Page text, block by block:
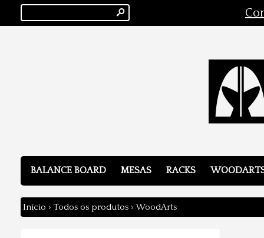
s
BALANCE BOARD MESAS RACKS
Início › Todos os produtos › WoodArts